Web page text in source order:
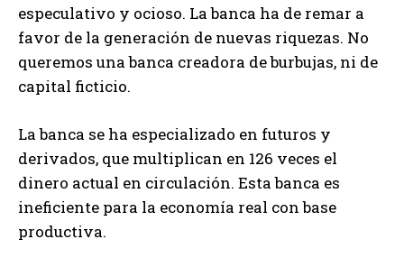
especulativo y ocioso. La banca ha de remar a
favor de la generación de nuevas riquezas. No
queremos una banca creadora de burbujas, ni de
capital ficticio.
La banca se ha especializado en futuros y
derivados, que multiplican en 126 veces el
dinero actual en circulación. Esta banca es
ineficiente para la economía real con base
productiva.